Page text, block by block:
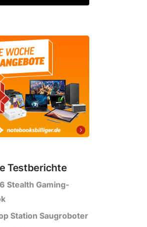
Testberichte
Stealth Gaming-
Station Saugroboter